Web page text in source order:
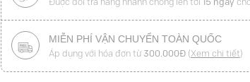
Được đổi trả hàng nhanh chóng lên tới 15 ngày
MIỄN PHÍ VẬN CHUYỂN TOÀN QUỐC
Áp dụng với hóa đơn từ 300.000Đ(Xem chi tiết)